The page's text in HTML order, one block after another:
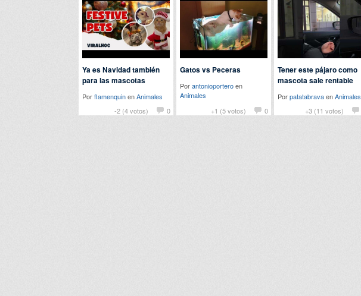
-2 (4 votos) 0
Ya es Navidad también
para las mascotas
PorflamenquinenAnimales
+1 (5 votos)
0
Gatos vs Peceras
Porantonioporteroen
Animales
+3 (11 votos)
Tener este pájaro como
mascota sale rentable
PorpatatabravaenAnimales